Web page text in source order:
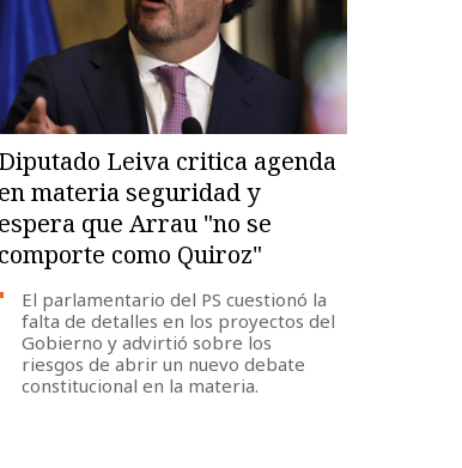
Diputado Leiva critica agenda
en materia seguridad y
espera que Arrau "no se
comporte como Quiroz"
El parlamentario del PS cuestionó la
falta de detalles en los proyectos del
Gobierno y advirtió sobre los
riesgos de abrir un nuevo debate
constitucional en la materia.